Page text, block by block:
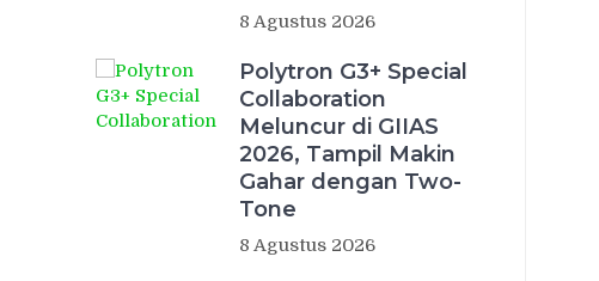
8 Agustus 2026
Polytron G3+ Special
Collaboration
Meluncur di GIIAS
2026, Tampil Makin
Gahar dengan Two-
Tone
8 Agustus 2026